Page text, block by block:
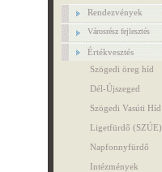
Rendezvények
Városrész fejlesztés
Értékvesztés
Szögedi öreg híd
Dél-Újszeged
Szögedi Vasúti Híd
Ligetfürdő (SZÚE)
Napfonnyfürdő
Intézmények